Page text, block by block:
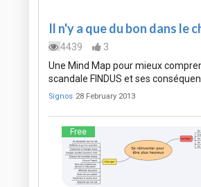
Il n'y a que du bon dans le
4439
3
Une Mind Map pour mieux
scandale FINDUS et ses
Signos 28 February 2013
Free